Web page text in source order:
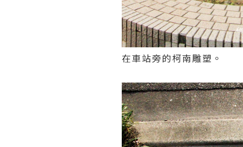
在車站旁的柯南雕塑。